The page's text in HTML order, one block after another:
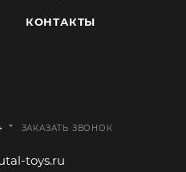
КОНТАКТЫ
ЗАКАЗАТЬ ЗВОНОК
toys.ru